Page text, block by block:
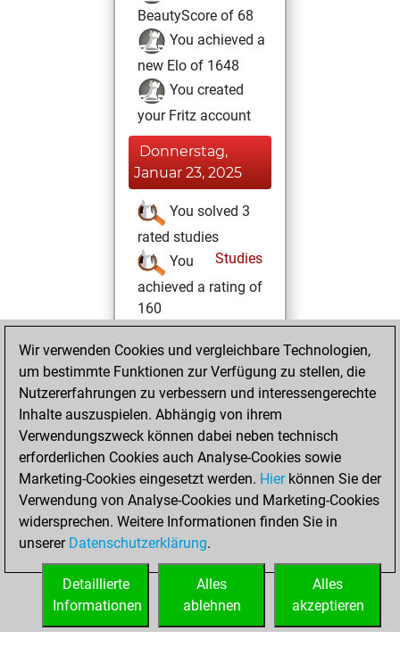
BeautyScore of 68
You achieved a
new Elo of 1648
You created
your Fritz account
Donnerstag,
Januar 23, 2025
You solved 3
rated studies
Studies
You
achieved a rating of
160
Dienstag, Januar
14, 2025
your Studies account
Studies
Mittwoch,
Dezember 18,
2024
You had a best
sprint of 46 positions
Tactics
Wir verwenden Cookies und vergleichbare Technologien,
um bestimmte Funktionen zur Verfügung zu stellen, die
Nutzererfahrungen zu verbessern und interessengerechte
Inhalte auszuspielen. Abhängig von ihrem
Verwendungszweck können dabei neben technisch
erforderlichen Cookies auch Analyse-Cookies sowie
Marketing-Cookies eingesetzt werden. Hierkönnen Sie der
Verwendung von Analyse-Cookies und Marketing-Cookies
widersprechen. Weitere Informationen finden Sie in
unserer Datenschutzerklärung.
Alles
akzeptieren
Alles
ablehnen
Detaillierte
Informationen